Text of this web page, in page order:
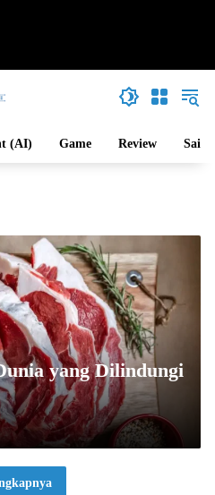
(AI) Game Review Sains
yang Dilindungi